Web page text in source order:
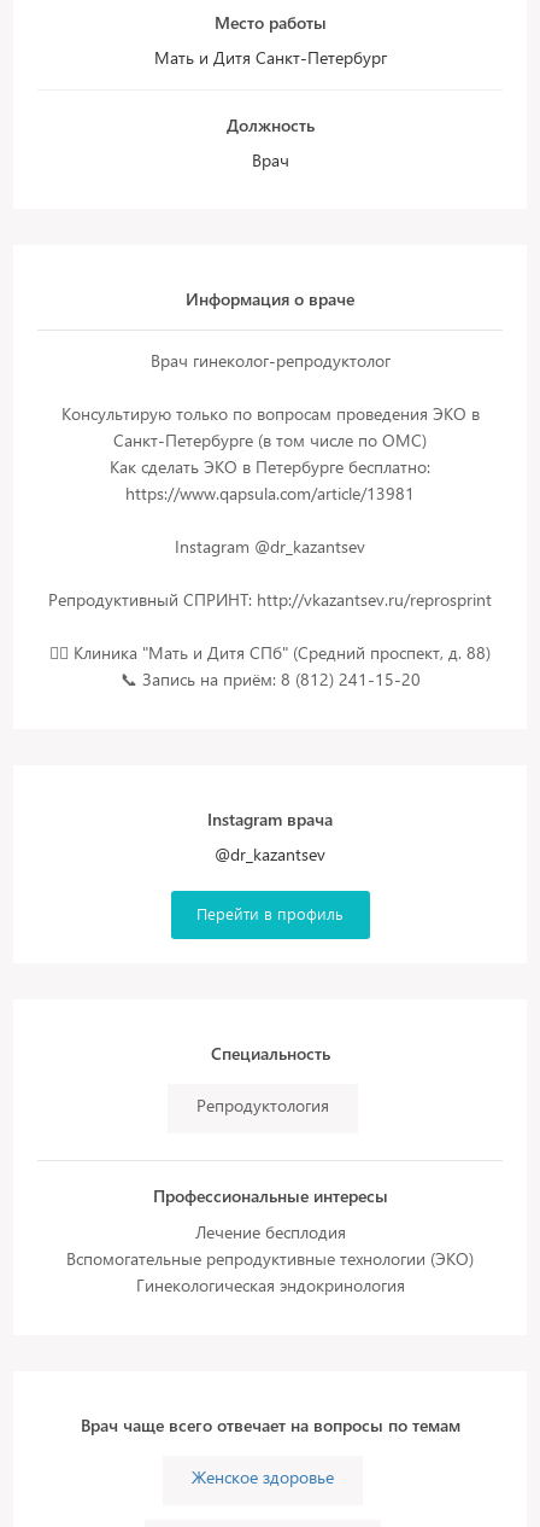
Место работы
Мать и Дитя Санкт-Петербург
Должность
Врач
Информация о враче
Врач гинеколог-репродуктолог
Консультирую только по вопросам проведения ЭКО в
Санкт-Петербурге (в том числе по ОМС)
Как сделать ЭКО в Петербурге бесплатно:
https://www.qapsula.com/article/13981
Instagram @dr_kazantsev
Репродуктивный СПРИНТ: http://vkazantsev.ru/reprosprint
👨‍⚕️ Клиника "Мать и Дитя СПб" (Средний проспект, д. 88)
Instagram врача
@dr_kazantsev
Перейти в профиль
Специальность
Репродуктология
Профессиональные интересы
Лечение бесплодия
Вспомогательные репродуктивные технологии (ЭКО)
Гинекологическая эндокринология
Врач чаще всего отвечает на вопросы по темам
Женское здоровье